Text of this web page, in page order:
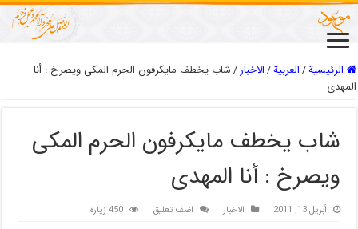
الرئيسية/العربیة/الاخبار/شاب یخطف مایکرفون الحرم المکی ویصرخ : أنا
المهدی
شاب یخطف مایکرفون الحرم المکی
ویصرخ : أنا المهدی
أبريل 13, 2011 الاخبار اضف تعليق 450 زيارة